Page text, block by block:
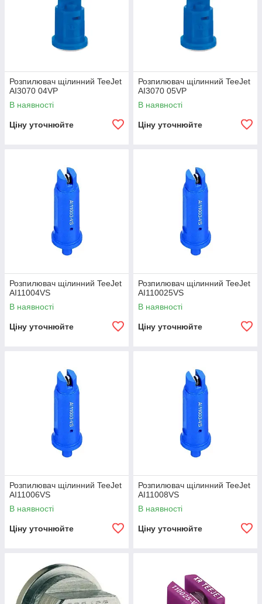
Розпилювач щілинний TeeJet
AI3070 04VP
В наявності
Ціну уточнюйте
Розпилювач щілинний TeeJet
AI3070 05VP
В наявності
Ціну уточнюйте
Розпилювач щілинний TeeJet
АI11004VS
В наявності
Ціну уточнюйте
Розпилювач щілинний TeeJet
АI110025VS
В наявності
Ціну уточнюйте
Розпилювач щілинний TeeJet
АI11006VS
В наявності
Ціну уточнюйте
Розпилювач щілинний TeeJet
AI11008VS
В наявності
Ціну уточнюйте